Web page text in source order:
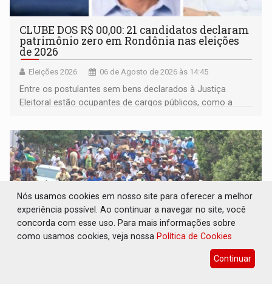
CLUBE DOS R$ 00,00: 21 candidatos declaram
patrimônio zero em Rondônia nas eleições
de 2026
Eleições 2026 06 de Agosto de 2026 às 14:45
Entre os postulantes sem bens declarados à Justiça
Eleitoral estão ocupantes de cargos públicos, como a
Pedro Geovar (PP) e a vice-prefeita Magna dos Anjos
(NOVO)
Nós usamos cookies em nosso site para oferecer a melhor
experiência possível. Ao continuar a navegar no site, você
concorda com esse uso. Para mais informações sobre
como usamos cookies, veja nossa Política de Cookies
Continuar